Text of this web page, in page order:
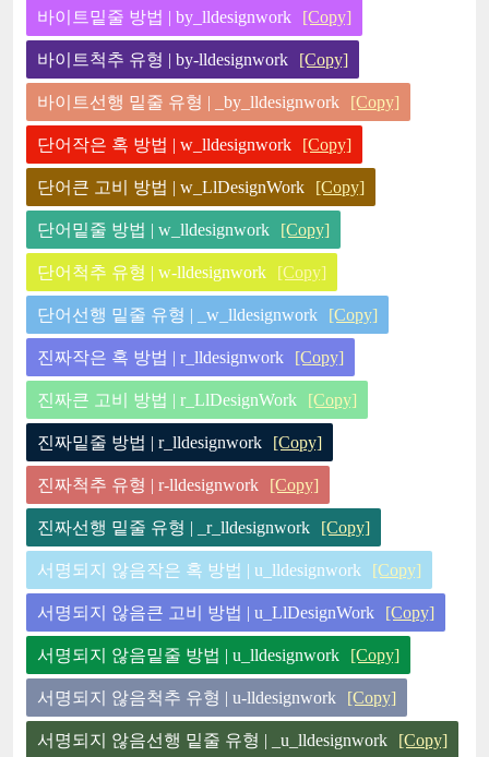
바이트밑줄 방법 | by_lldesignwork [Copy]
바이트척추 유형 | by-lldesignwork [Copy]
바이트선행 밑줄 유형 | _by_lldesignwork [Copy]
단어작은 혹 방법 | w_lldesignwork [Copy]
단어큰 고비 방법 | w_LlDesignWork [Copy]
단어밑줄 방법 | w_lldesignwork [Copy]
단어척추 유형 | w-lldesignwork [Copy]
단어선행 밑줄 유형 | _w_lldesignwork [Copy]
진짜작은 혹 방법 | r_lldesignwork [Copy]
진짜큰 고비 방법 | r_LlDesignWork [Copy]
진짜밑줄 방법 | r_lldesignwork [Copy]
진짜척추 유형 | r-lldesignwork [Copy]
진짜선행 밑줄 유형 | _r_lldesignwork [Copy]
서명되지 않음작은 혹 방법 | u_lldesignwork [Copy]
서명되지 않음큰 고비 방법 | u_LlDesignWork [Copy]
서명되지 않음밑줄 방법 | u_lldesignwork [Copy]
서명되지 않음척추 유형 | u-lldesignwork [Copy]
서명되지 않음선행 밑줄 유형 | _u_lldesignwork [Copy]